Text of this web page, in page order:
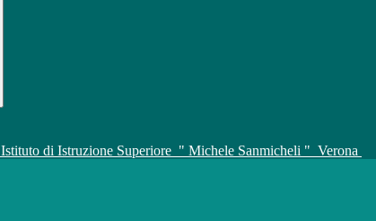
Istituto di Istruzione Superiore " Michele Sanmicheli " Verona